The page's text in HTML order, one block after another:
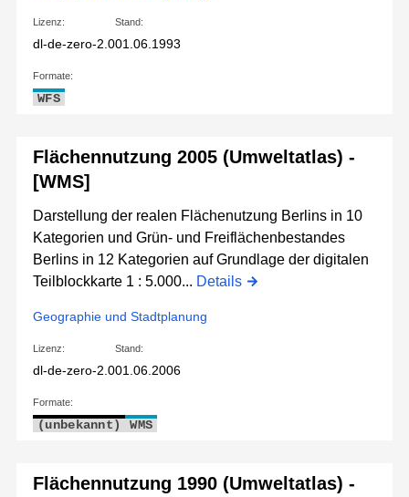
Lizenz:
dl-de-zero-2.0
Stand:
01.06.1993
Formate:
WFS
Flächennutzung 2005 (Umweltatlas) -
[WMS]
Darstellung der realen Flächenutzung Berlins in 10
Kategorien und Grün- und Freiflächenbestandes
Berlins in 12 Kategorien auf Grundlage der digitalen
Teilblockkarte 1 : 5.000... Details
Geographie und Stadtplanung
Lizenz:
dl-de-zero-2.0
Stand:
01.06.2006
Formate:
(unbekannt) WMS
Flächennutzung 1990 (Umweltatlas) -